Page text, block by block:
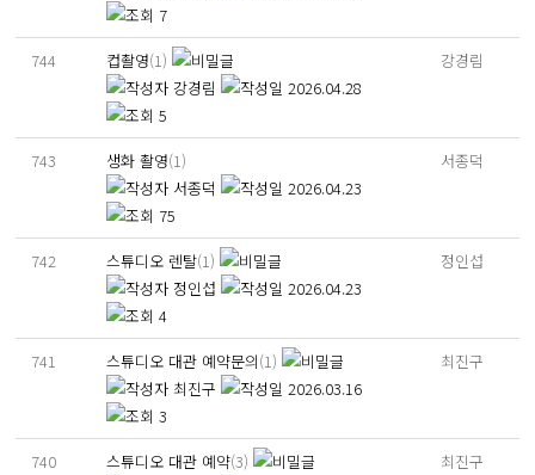
7
744 컵촬영(1)
강경림
2026.04.28
5
강경림
743 생화 촬영(1)
서종덕
2026.04.23
75
서종덕
742 스튜디오 렌탈(1)
정인섭
2026.04.23
4
정인섭
741 스튜디오 대관 예약문의(1)
최진구
2026.03.16
3
최진구
740 스튜디오 대관 예약(3)
최진구